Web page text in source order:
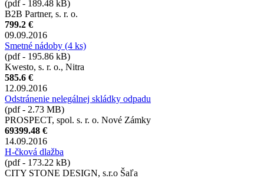
(pdf - 189.48 kB)
B2B Partner, s. r. o.
799.2 €
09.09.2016
Smetné nádoby (4 ks)
(pdf - 195.86 kB)
Kwesto, s. r. o., Nitra
585.6 €
12.09.2016
Odstránenie nelegálnej skládky odpadu
(pdf - 2.73 MB)
PROSPECT, spol. s. r. o. Nové Zámky
69399.48 €
14.09.2016
H-čková dlažba
(pdf - 173.22 kB)
CITY STONE DESIGN, s.r.o Šaľa